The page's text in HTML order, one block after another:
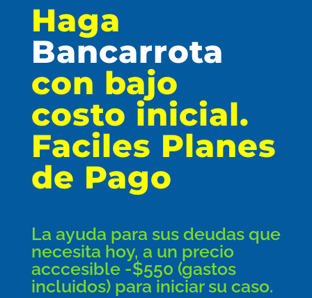
Haga
Bancarrota
con bajo
costo inicial.
Faciles Planes
de Pago
La ayuda para sus deudas que
necesita hoy, a un precio
acccesible -$550 (gastos
incluidos) para iniciar su caso.